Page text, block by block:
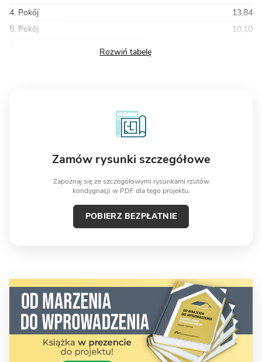
4. Pokój
13,84
5. Pokój
10,10
Zamów rysunki szczegółowe
Zapoznaj się ze szczegółowymi rysunkami rzutów
kondygnacji w PDF dla tego projektu.
POBIERZ BEZPŁATNIE